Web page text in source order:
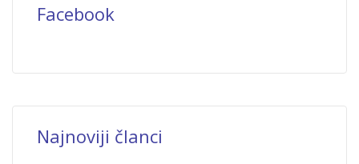
Facebook
Najnoviji članci